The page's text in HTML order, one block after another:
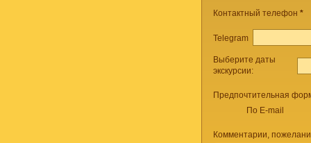
Контактный телефон *
Telegram
Выберите даты
экскурсии:
Предпочтительная
По E-mail
Комментарии,